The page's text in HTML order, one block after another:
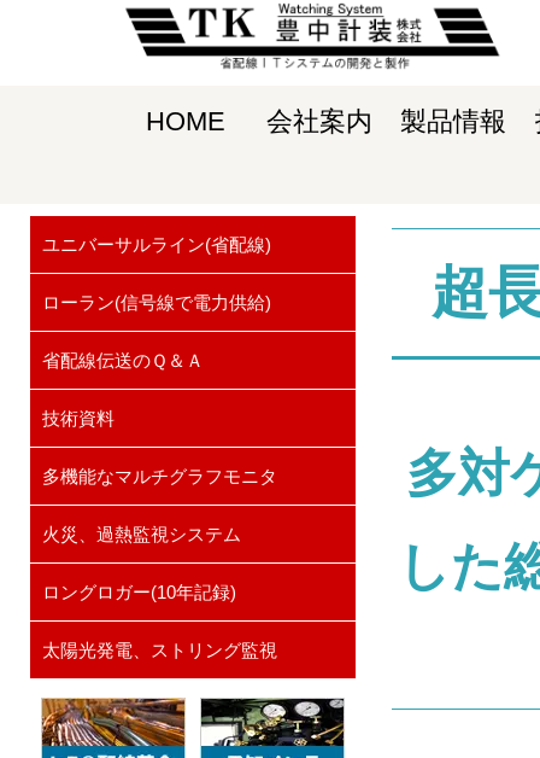
HOME 会社案内 製品情報
ユニバーサルライン(省配線)
ローラン(信号線で電力供給)
省配線伝送のＱ＆Ａ
技術資料
多機能なマルチグラフモニタ
火災、過熱監視システム
ロングロガー(10年記録)
太陽光発電、ストリング監視
超
多対
した